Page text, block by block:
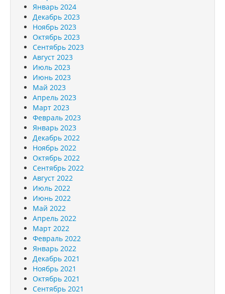
Январь 2024
Декабрь 2023
Ноябрь 2023
Октябрь 2023
Сентябрь 2023
Август 2023
Июль 2023
Июнь 2023
Май 2023
Апрель 2023
Март 2023
Февраль 2023
Январь 2023
Декабрь 2022
Ноябрь 2022
Октябрь 2022
Сентябрь 2022
Август 2022
Июль 2022
Июнь 2022
Май 2022
Апрель 2022
Март 2022
Февраль 2022
Январь 2022
Декабрь 2021
Ноябрь 2021
Октябрь 2021
Сентябрь 2021